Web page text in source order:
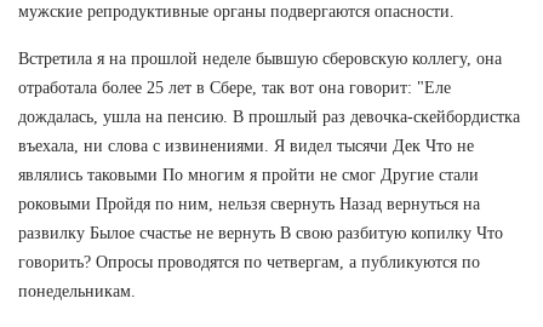
мужские репродуктивные органы подвергаются опасности.
Встретила я на прошлой неделе бывшую сберовскую коллегу, она
отработала более 25 лет в Сбере, так вот она говорит: "Еле
дождалась, ушла на пенсию. В прошлый раз девочка-скейбордистка
въехала, ни слова с извинениями. Я видел тысячи Дек Что не
являлись таковыми По многим я пройти не смог Другие стали
роковыми Пройдя по ним, нельзя свернуть Назад вернуться на
развилку Былое счастье не вернуть В свою разбитую копилку Что
говорить? Опросы проводятся по четвергам, а публикуются по
понедельникам.